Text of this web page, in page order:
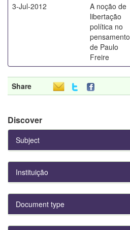
3-Jul-2012
A noção de
libertação
política no
pensamento
de Paulo
Freire
Share
Discover
Subject
Instituição
Document type